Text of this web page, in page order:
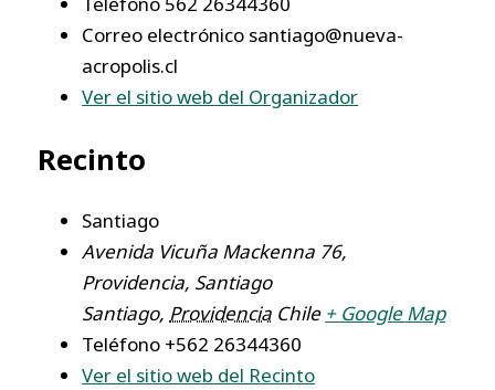
Correo electrónico santiago@nueva-
acropolis.cl
Ver el sitio web del Organizador
Recinto
Santiago
Avenida Vicuña Mackenna 76,
Providencia, Santiago
Santiago, Providencia Chile + Google Map
Teléfono +562 26344360
Ver el sitio web del Recinto